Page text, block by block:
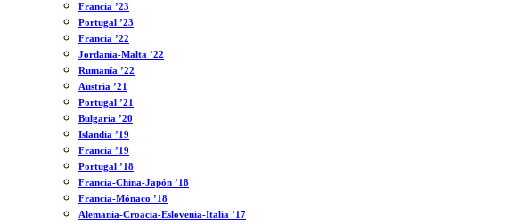
Francia ’23
Portugal ’23
Francia ’22
Jordania-Malta ’22
Rumanía ’22
Austria ’21
Portugal ’21
Bulgaria ’20
Islandia ’19
Francia ’19
Portugal ’18
Francia-China-Japón ’18
Francia-Mónaco ’18
Alemania-Croacia-Eslovenia-Italia ’17